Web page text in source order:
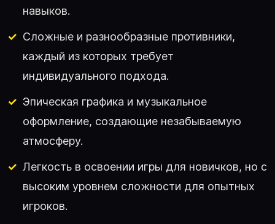
навыков.
Сложные и разнообразные противники,
каждый из которых требует
индивидуального подхода.
Эпическая графика и музыкальное
оформление, создающие незабываемую
атмосферу.
Легкость в освоении игры для новичков, но с
высоким уровнем сложности для опытных
игроков.